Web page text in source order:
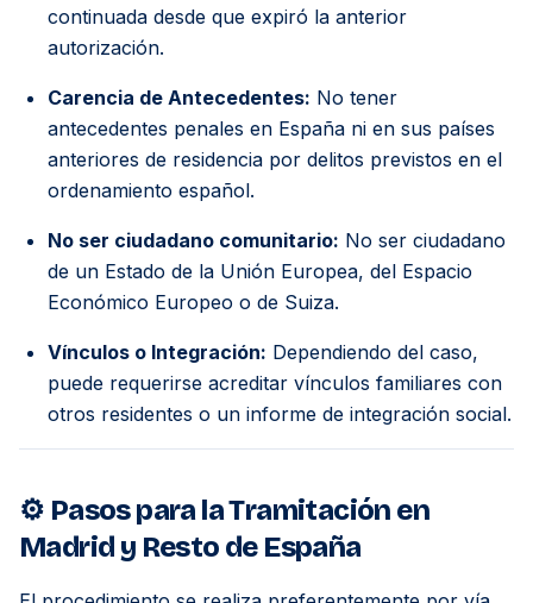
continuada desde que expiró la anterior
autorización.
Carencia de Antecedentes: No tener
antecedentes penales en España ni en sus países
anteriores de residencia por delitos previstos en el
ordenamiento español.
No ser ciudadano comunitario: No ser ciudadano
de un Estado de la Unión Europea, del Espacio
Económico Europeo o de Suiza.
Vínculos o Integración: Dependiendo del caso,
puede requerirse acreditar vínculos familiares con
otros residentes o un informe de integración social.
⚙️ Pasos para la Tramitación en
Madrid y Resto de España